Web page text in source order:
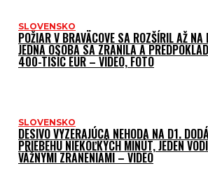
SLOVENSKO
POŽIAR V BRAVÄCOVE SA ROZŠÍRIL AŽ NA
JEDNA OSOBA SA ZRANILA A
400-TISÍC EUR – VIDEO, FOTO
SLOVENSKO
DESIVO VYZERAJÚCA NEHODA NA D1.
PRIEBEHU NIEKOĽKÝCH MINÚT, JEDEN
VÁŽNYMI ZRANENIAMI – VIDEO